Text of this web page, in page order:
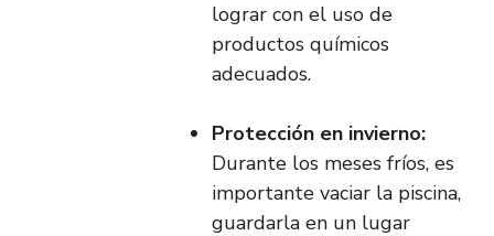
lograr con el uso de
productos químicos
adecuados.
Protección en invierno:
Durante los meses fríos, es
importante vaciar la piscina,
guardarla en un lugar